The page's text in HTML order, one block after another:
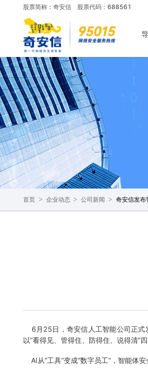
股票简称：奇安信 股票代码：688561
首页 > 企业动态 > 公司新闻 > 奇安信发布
6月25日，奇安信人工智能公司正式
以“看得见、管得住、防得住、说得清”
AI从“工具”变成“数字员工”，智能体